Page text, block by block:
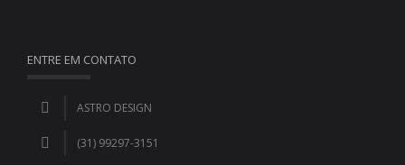
ENTRE EM CONTATO
ASTRO DESIGN
(31) 99297-3151